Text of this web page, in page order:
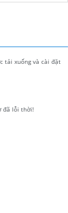
tải xuống và cài đặt
đã lỗi thời!